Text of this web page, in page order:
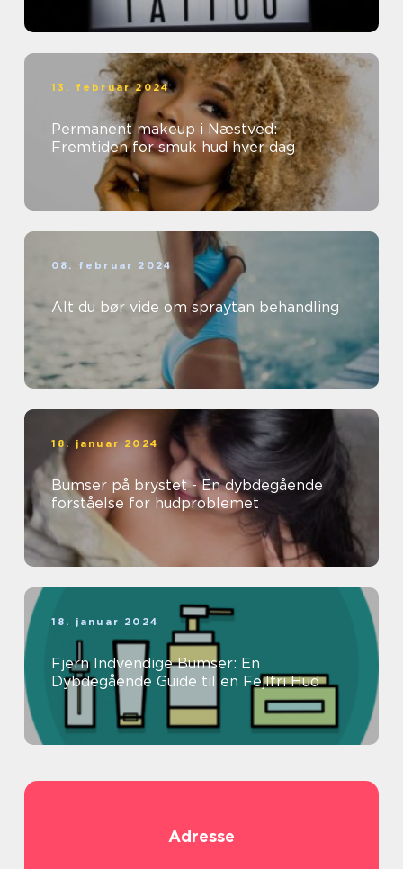
13. februar 2024
Permanent makeup i Næstved:
Fremtiden for smuk hud hver dag
08. februar 2024
Alt du bør vide om spraytan behandling
18. januar 2024
Bumser på brystet - En dybdegående
forståelse for hudproblemet
18. januar 2024
Fjern Indvendige Bumser: En
Dybdegående Guide til en Fejlfri Hud
Adresse